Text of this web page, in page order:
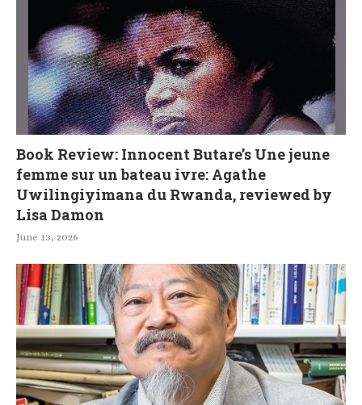
Book Review: Innocent Butare’s Une jeune
femme sur un bateau ivre: Agathe
Uwilingiyimana du Rwanda, reviewed by
Lisa Damon
June 13, 2026